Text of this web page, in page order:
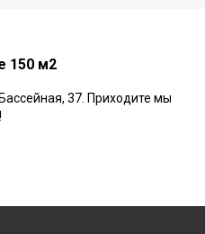
60x60, 610010002676
150 м2
37. Приходите мы